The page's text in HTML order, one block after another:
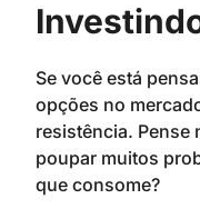
Se você está
opções no
resistência. Pense
poupar muitos
que consome?